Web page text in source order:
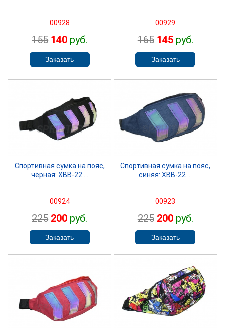
00928
155 140 руб.
00929
165 145руб.
SPRINTER
Спортивная сумка на пояс,
чёрная: ХВВ-22 ...
00924
225 200 руб.
SPRINTER
Спортивная сумка на пояс,
синяя: ХВВ-22 ...
00923
225 200руб.
SPRINTER SPRINTER